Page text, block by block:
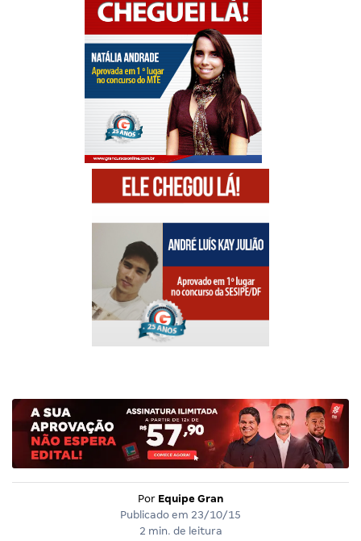
Por Equipe Gran
Publicado em 23/10/15
2 min. de leitura